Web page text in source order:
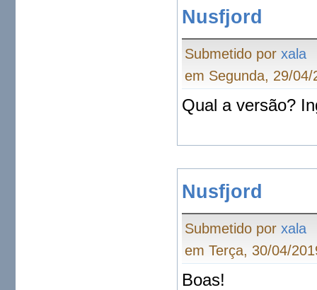
Nusfjord
Submetido porxala
em Segunda, 29/
Qual a versão?
Nusfjord
Submetido porxala
em Terça, 30/04/
Boas!